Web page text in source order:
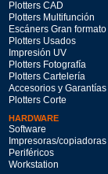
Plotters CAD
Plotters Multifunción
Escáners Gran formato
Plotters Usados
Impresión UV
Plotters Fotografía
Plotters Cartelería
Accesorios y Garantías
Plotters Corte
HARDWARE
Software
Impresoras/copiadoras
Periféricos
Workstation